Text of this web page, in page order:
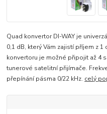
Quad konvertor DI-WAY je
0,1 dB, který Vám zajistí příjem z 1
konvertoru je možné připojit až 4
tunerové satelitní přijímače.
přepínání pásma 0/22 kHz. celý